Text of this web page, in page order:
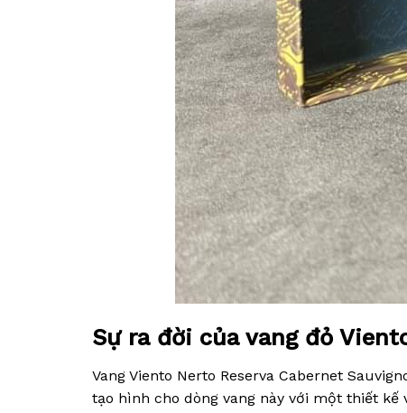
Sự ra đời của vang đỏ
Vang Viento Nerto Reserva Cabernet
tạo hình cho dòng vang này với một thiết kế